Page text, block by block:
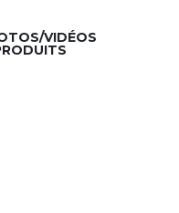
VIDÉOS